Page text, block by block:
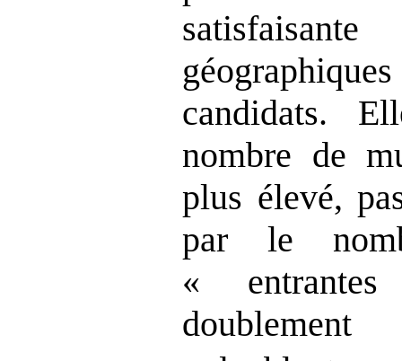
candidats.
nombre de
plus élevé,
par le
«